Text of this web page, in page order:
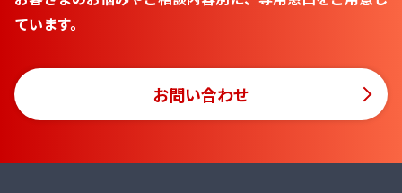
ています。
お問い合わせ